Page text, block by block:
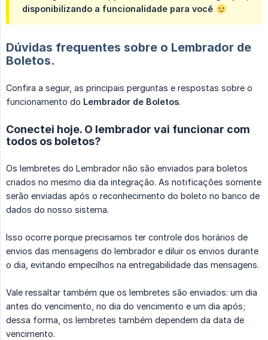
disponibilizando a funcionalidade para você
Dúvidas frequentes sobre o Lembrador de
Boletos.
Confira a seguir, as principais perguntas e respostas sobre o
funcionamento do Lembrador de Boletos.
Conectei hoje. O lembrador vai funcionar com
todos os boletos?
Os lembretes do Lembrador não são enviados para boletos
criados no mesmo dia da integração. As notificações somente
serão enviadas após o reconhecimento do boleto no banco de
dados do nosso sistema.
Isso ocorre porque precisamos ter controle dos horários de
envios das mensagens do lembrador e diluir os envios durante
o dia, evitando empecilhos na entregabilidade das mensagens.
Vale ressaltar também que os lembretes são enviados: um dia
antes do vencimento, no dia do vencimento e um dia após;
dessa forma, os lembretes também dependem da data de
vencimento.